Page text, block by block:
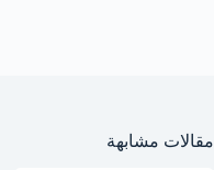
مقالات مشابهة